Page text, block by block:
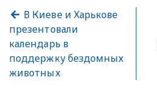
В Киеве и Харькове
презентовали
календарь в
поддержку бездомных
животных